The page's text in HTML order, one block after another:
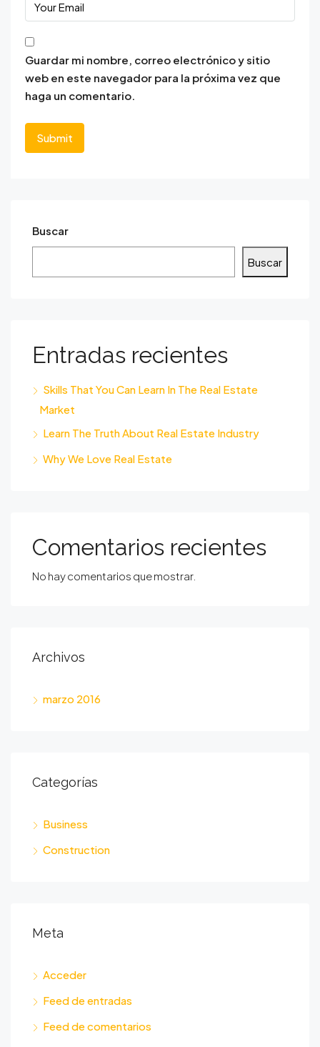
Guardar mi nombre, correo electrónico y sitio
web en este navegador para la próxima vez que
haga un comentario.
Buscar
Buscar
Entradas recientes
Skills That You Can Learn In The Real Estate
Market
Learn The Truth About Real Estate Industry
Why We Love Real Estate
Comentarios recientes
No hay comentarios que mostrar.
Archivos
marzo 2016
Categorías
Business
Construction
Meta
Acceder
Feed de entradas
Feed de comentarios